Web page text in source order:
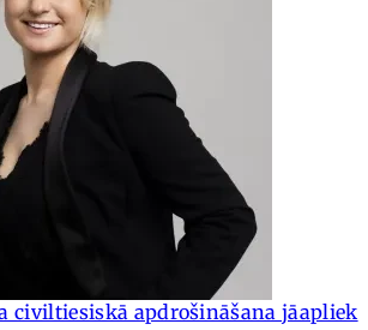
civiltiesiskā apdrošināšana jāapliek